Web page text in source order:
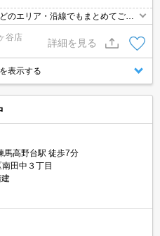
のエリア・沿線でもまとめてご紹
はますご相談くださいませ。
谷店
詳細を見る
表示する
馬高野台駅 徒歩7分
田中３丁目